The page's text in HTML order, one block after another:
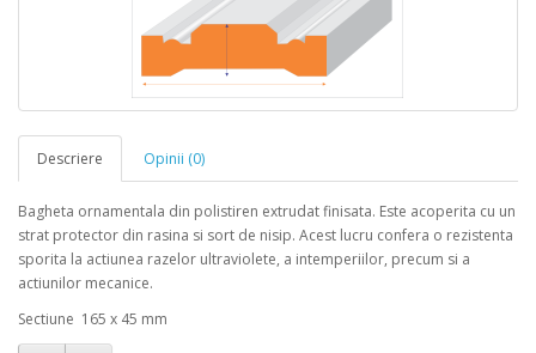
Descriere Opinii (0)
Bagheta ornamentala din polistiren extrudat finisata. Este acoperita cu un
strat protector din rasina si sort de nisip. Acest lucru confera o rezistenta
sporita la actiunea razelor ultraviolete, a intemperiilor, precum si a
actiunilor mecanice.
Sectiune 165 x 45 mm